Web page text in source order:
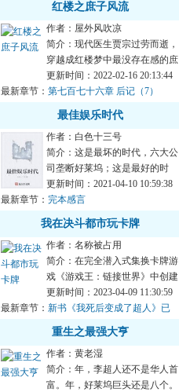
红楼之庶子风流
作者：屋外风吹凉
简介：现代医生贾宗过劳而逝，
穿越成红楼梦中最没存在感的庶
子贾琮。...
更新时间：2022-02-16 20:13:44
最新章节： 第七百七十六章 后记（7）
最佳娱乐时代
作者：白色十三号
简介：这是最坏的时代，六大公
司垄断好莱坞；这是最好的时
代，互联网不断冲击传统模式。
罗南要爬上这个娱...
更新时间：2021-04-10 10:59:38
最新章节： 完本感言
我在决斗都市玩卡牌
作者：名称被占用
简介：在完全潜入式集换卡牌游
戏《游戏王：链接世界》中创建
小号的苏羽，莫名其妙穿越去了
游戏世界，甚至...
更新时间：2023-04-09 11:30:59
最新章节： 新书《我死后变成了超人》已
重生之最强大亨
作者：黄老湿
简介：年，李超人还不是华人首
富。年，好莱坞巨头还是八个。